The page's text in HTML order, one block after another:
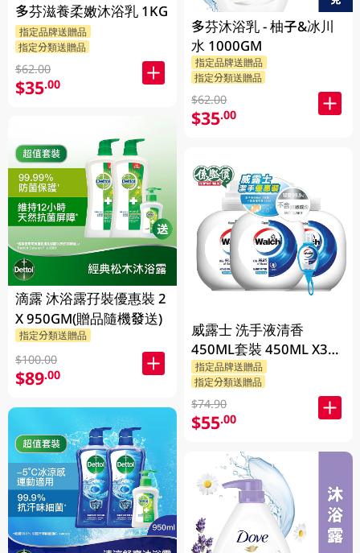
多芬滋養柔嫩沐浴乳 1KG
指定品牌送贈品
指定分類送贈品
$62.00
$35.00
滴露 沐浴露孖裝優惠裝 2
X 950GM(贈品隨機發送)
指定分類送贈品
$100.00
$89.00
多芬沐浴乳 - 柚子&冰川
水 1000GM
指定品牌送贈品
指定分類送贈品
$62.00
$35.00
威露士 洗手液清香
450ML套裝 450ML X3
BP
指定品牌送贈品
指定分類送贈品
$74.90
$55.00